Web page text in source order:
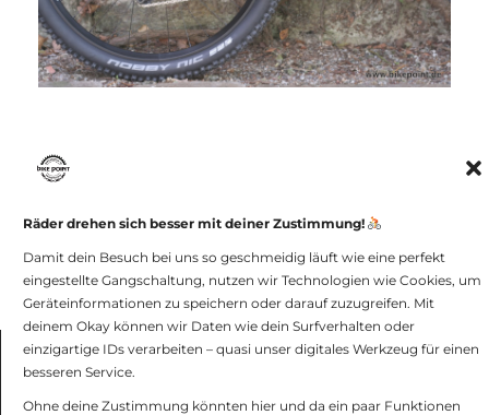
Räder drehen sich besser mit deiner Zustimmung!
Damit dein Besuch bei uns so geschmeidig läuft wie eine perfekt
eingestellte Gangschaltung, nutzen wir Technologien wie Cookies, um
Geräteinformationen zu speichern oder darauf zuzugreifen. Mit
deinem Okay können wir Daten wie dein Surfverhalten oder
einzigartige IDs verarbeiten – quasi unser digitales Werkzeug für einen
besseren Service.
Ohne deine Zustimmung könnten hier und da ein paar Funktionen
[ZEIGE VORSCHAUBILDER]
bike point GmbH -
Datenschutz